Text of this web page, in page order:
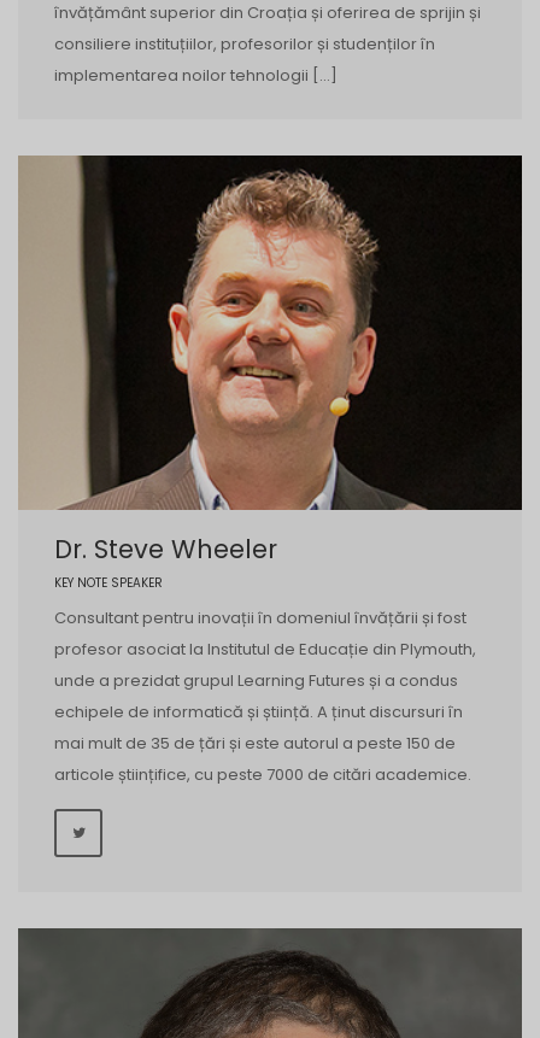
învățământ superior din Croația și oferirea de sprijin și
consiliere instituțiilor, profesorilor și studenților în
implementarea noilor tehnologii […]
Dr. Steve Wheeler
KEY NOTE SPEAKER
Consultant pentru inovații în domeniul învățării și fost
profesor asociat la Institutul de Educație din Plymouth,
unde a prezidat grupul Learning Futures și a condus
echipele de informatică și știință. A ținut discursuri în
mai mult de 35 de țări și este autorul a peste 150 de
articole științifice, cu peste 7000 de citări academice.